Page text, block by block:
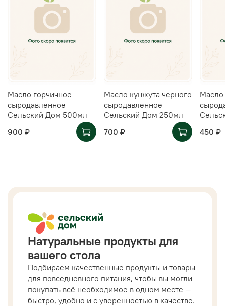
Масло горчичное
сыродавленное
Сельский Дом 500мл
900 ₽
Масло кунжута черного
сыродавленное
Сельский Дом 250мл
700 ₽
Масло
450 ₽
Натуральные продукты для
вашего стола
Подбираем качественные продукты и товары
для повседневного питания, чтобы вы могли
покупать всё необходимое в одном месте —
быстро, удобно и с уверенностью в качестве.